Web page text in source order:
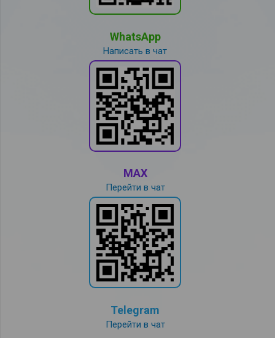
WhatsApp
Написать в чат
MAX
Перейти в чат
Telegram
Перейти в чат